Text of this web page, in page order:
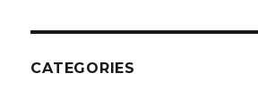
CATEGORIES